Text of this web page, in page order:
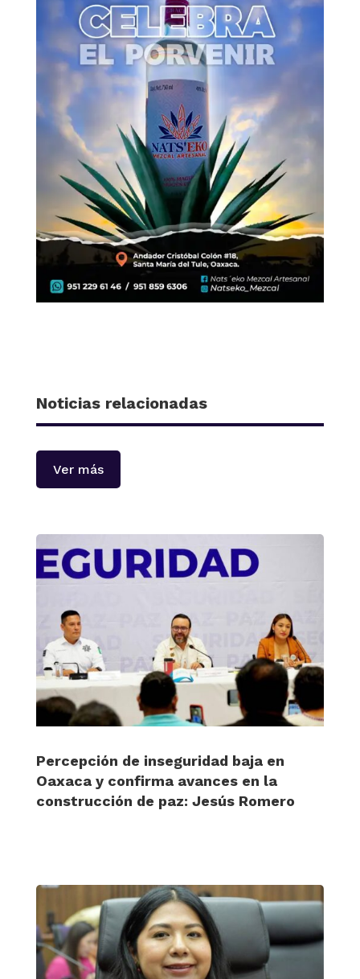
Noticias relacionadas
Ver más
Percepción de inseguridad baja en
Oaxaca y confirma avances en la
construcción de paz: Jesús Romero